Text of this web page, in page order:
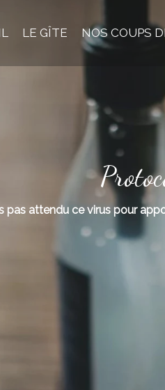
LE GÎTE NOS COUPS
pas attendu ce virus pour